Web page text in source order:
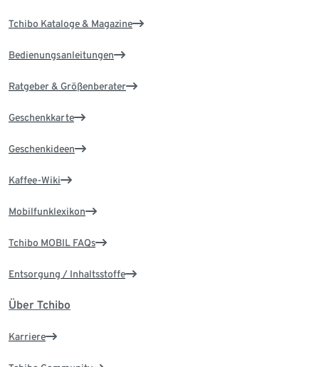
Tchibo Kataloge & Magazine
Bedienungsanleitungen
Ratgeber & Größenberater
Geschenkkarte
Geschenkideen
Kaffee-Wiki
Mobilfunklexikon
Tchibo MOBIL FAQs
Entsorgung / Inhaltsstoffe
Über Tchibo
Karriere